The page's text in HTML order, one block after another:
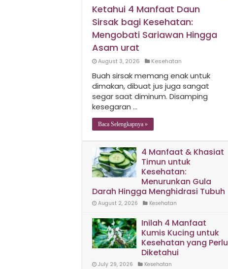
Ketahui 4 Manfaat Daun
Sirsak bagi Kesehatan:
Mengobati Sariawan Hingga
Asam urat
August 3, 2026 Kesehatan
Buah sirsak memang enak untuk
dimakan, dibuat jus juga sangat
segar saat diminum. Disamping
kesegaran …
Baca Selengkapnya »
4 Manfaat & Khasiat
Timun untuk
Kesehatan:
Menurunkan Gula
Darah Hingga Menghidrasi Tubuh
August 2, 2026 Kesehatan
Inilah 4 Manfaat
Kumis Kucing untuk
Kesehatan yang Perlu
Diketahui
July 29, 2026 Kesehatan